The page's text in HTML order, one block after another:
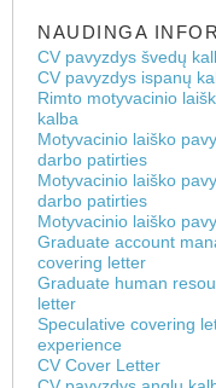
NAUDINGA
CV pavyzdys švedų
CV pavyzdys ispanų
Rimto motyvacinio
kalba
Motyvacinio laiško
darbo patirties
Motyvacinio laiško
darbo patirties
Motyvacinio laiško
Graduate account
covering letter
Graduate human
letter
Speculative covering
experience
CV Cover Letter